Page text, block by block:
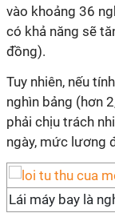
vào khoảng 36
có khả năng sẽ
đồng).
Tuy nhiên, nếu
nghìn bảng (hơn
phải chịu trách
ngày, mức lương
Lái máy bay là